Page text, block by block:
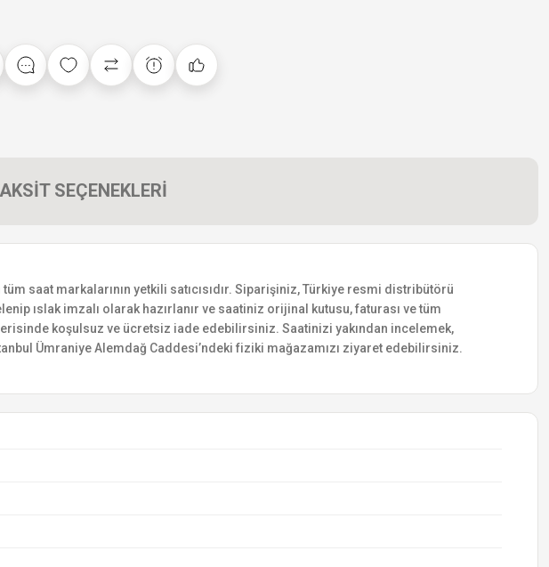
SEÇENEKLERİ
saat markalarının yetkili satıcısıdır. Siparişiniz, Türkiye resmi distribütörü
ıslak imzalı olarak hazırlanır ve saatiniz orijinal kutusu, faturası ve tüm
koşulsuz ve ücretsiz iade edebilirsiniz. Saatinizi yakından incelemek,
Ümraniye Alemdağ Caddesi’ndeki fiziki mağazamızı ziyaret edebilirsiniz.